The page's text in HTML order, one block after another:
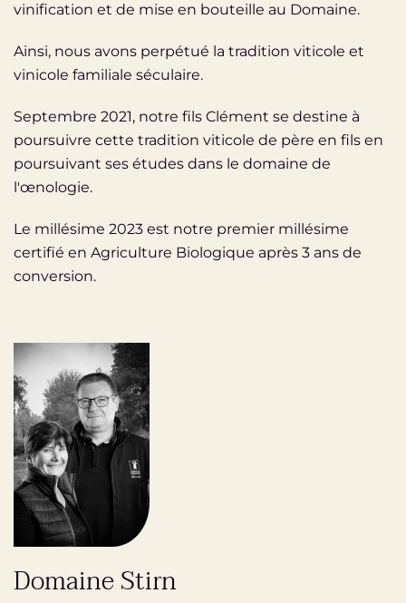
vinification et de mise en bouteille au Domaine.
Ainsi, nous avons perpétué la tradition viticole et
vinicole familiale séculaire.
Septembre 2021, notre fils Clément se destine à
poursuivre cette tradition viticole de père en fils en
poursuivant ses études dans le domaine de
l'œnologie.
Le millésime 2023 est notre premier millésime
certifié en Agriculture Biologique après 3 ans de
conversion.
Domaine Stirn